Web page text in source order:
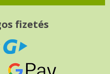
fizetés